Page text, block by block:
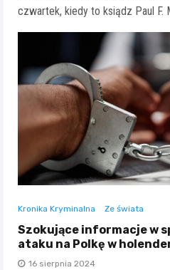
czwartek, kiedy to ksiądz Paul F.
Kronika Kryminalna Ze świata
Szokujące informacje w
ataku na Polkę w
16 sierpnia 2024